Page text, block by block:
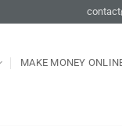
MAKE MONEY